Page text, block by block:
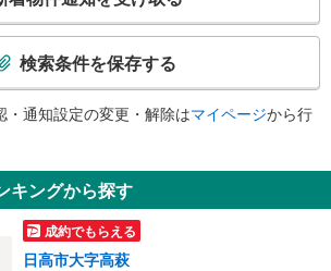
検索条件を保存する
・通知設定の変更・解除はマイページから行
キングから探す
成約でもらえる
日高市大字高萩